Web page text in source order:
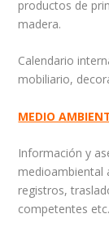
productos de
madera.
Calendario
mobiliario,
MEDIO
Información y
medioambiental
registros,
competentes etc.